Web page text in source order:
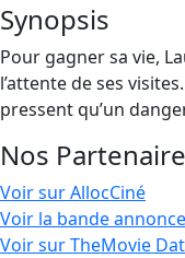
Synopsis
Pour gagner sa vie,
l’attente de ses
pressent qu’un
Nos
Voir sur AllocCiné
Voir la bande
Voir sur TheMovie